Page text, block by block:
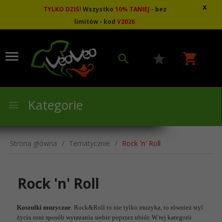
TYLKO DZIŚ! Wszystko10% TANIEJ - bez
limitów - kod V2026
x
Kategorie
Strona główna Tematycznie Rock 'n' Roll
Rock 'n' Roll
Koszulki muzyczne. Rock&Roll to nie tylko muzyka, to również styl
życia oraz sposób wyrazania siebie poprzez ubiór. W tej kategorii